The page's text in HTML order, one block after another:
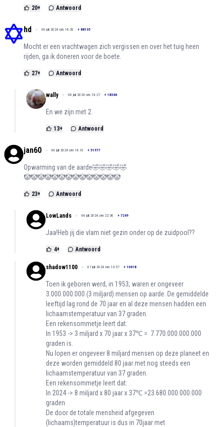
20+ Antwoord
hd 06 juli 2024 om 14:20 + 88135
Mocht er een vrachtwagen zich vergissen en over het tuig heen
rijden, ga ik doneren voor de boete.
27+ Antwoord
wally 06 juli 2024 om 14:27 + 18346
En we zijn met 2.
13+ Antwoord
jan60 06 juli 2024 om 14:10 + 51977
Opwarming van de aarde🤣🤣🤣🤣🤣
🤡🤡🤡🤡🤡🤡🤡🤡🤡🤡🤡🤡🤡🤡
23+ Antwoord
LowLands 06 juli 2024 om 22:36 + 7249
Jaa!Heb jij die vlam niet gezin onder op de zuidpool??
4+ Antwoord
shadow1100 07 juli 2024 om 13:57 + 10618
Toen ik geboren werd, in 1953, waren er ongeveer
3.000.000.000 (3 miljard) mensen op aarde. De gemiddelde
leeftijd lag rond de 70 jaar en al deze mensen hadden een
lichaamstemperatuur van 37 graden.
Een rekensommetje leert dat:
In 1953 -> 3 miljard x 70 jaar x 37℃ = 7.770.000.000.000
graden is.
Nu lopen er ongeveer 8 miljard mensen op deze planeet en
deze worden gemiddeld 80 jaar met nog steeds een
lichaamstemperatuur van 37 graden.
Een rekensommetje leert dat:
In 2024 -> 8 miljard x 80 jaar x 37℃ =23.680.000.000.000
graden
De door de totale mensheid afgegeven
(lichaams)temperatuur is dus in 70jaar met